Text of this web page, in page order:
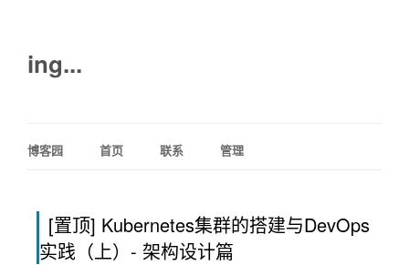
ing...
博客园 首页 联系 管理
[置顶] Kubernetes集群的搭建与DevOps
实践（上）- 架构设计篇